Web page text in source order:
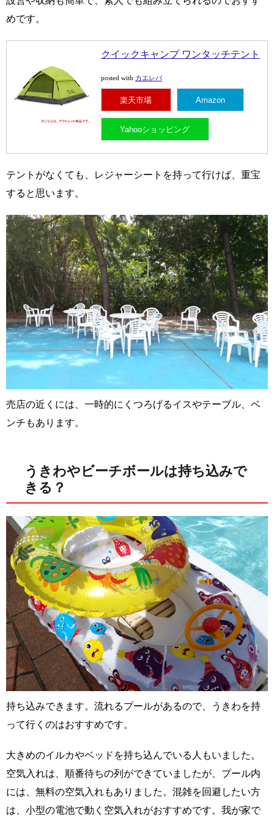
めです。
クイックキャンプ ワンタッチテント
posted with カエレバ
楽天市場 Amazon
Yahooショッピング
テントがなくても、レジャーシートを持って行けば、重宝
すると思います。
売店の近くには、一時的にくつろげるイスやテーブル、ベ
ンチもあります。
うきわやビーチボールは持ち込みで
きる？
持ち込みできます。流れるプールがあるので、うきわを持
って行くのはおすすめです。
大きめのイルカやベッドを持ち込んでいる人もいました。
空気入れは、順番待ちの列ができていましたが、プール内
には、無料の空気入れもありました。混雑を回避したい方
は、小型の電池で動く空気入れがおすすめです。我が家で